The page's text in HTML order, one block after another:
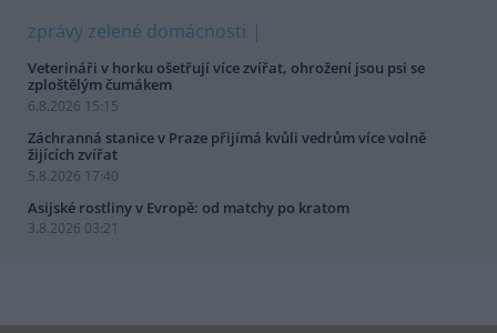
zprávy zelené domácnosti
Veterináři v horku ošetřují více zvířat, ohrožení jsou psi se
zploštělým čumákem
6.8.2026 15:15
Záchranná stanice v Praze přijímá kvůli vedrům více volně
žijících zvířat
5.8.2026 17:40
Asijské rostliny v Evropě: od matchy po kratom
3.8.2026 03:21